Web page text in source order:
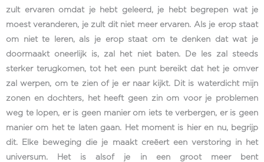
zult ervaren omdat je hebt geleerd, je hebt begrepen wat je
moest veranderen, je zult dit niet meer ervaren. Als je erop staat
om niet te leren, als je erop staat om te denken dat wat je
doormaakt oneerlijk is, zal het niet baten. De les zal steeds
sterker terugkomen, tot het een punt bereikt dat het je omver
zal werpen, om te zien of je er naar kijkt. Dit is waterdicht mijn
zonen en dochters, het heeft geen zin om voor je problemen
weg te lopen, er is geen manier om iets te verbergen, er is geen
manier om het te laten gaan. Het moment is hier en nu, begrijp
dit. Elke beweging die je maakt creëert een verstoring in het
universum. Het is alsof je in een groot meer bent